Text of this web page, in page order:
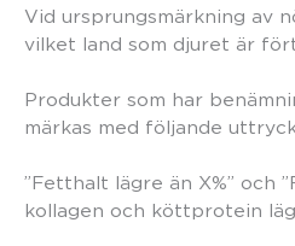
Vid ursprungsmärkning av
vilket land som djuret är
Produkter som har
märkas med följande
”Fetthalt lägre än X%” och
kollagen och köttprotein